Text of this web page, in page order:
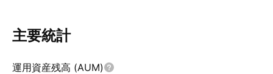
主要統計
運用資産残高 (AUM)